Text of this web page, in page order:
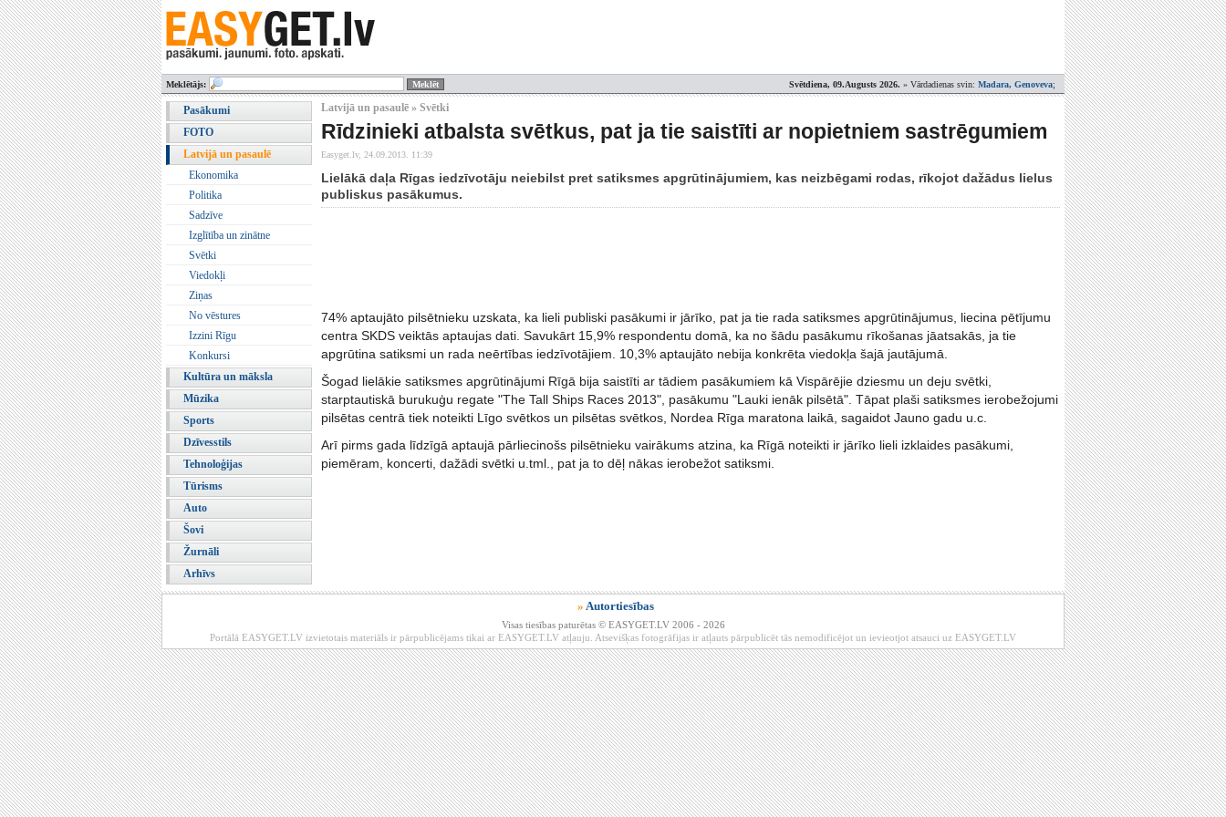
Svētdiena, 09.Augusts 2026. » Vārdadienas svin: Madara, Genoveva;
Meklētājs:
Pasākumi
FOTO
Latvijā un pasaulē
Ekonomika
Politika
Sadzīve
Izglītība un zinātne
Svētki
Viedokļi
Ziņas
No vēstures
Izzini Rīgu
Konkursi
Kultūra un māksla
Mūzika
Sports
Dzīvesstils
Tehnoloģijas
Tūrisms
Auto
Šovi
Žurnāli
Arhīvs
Latvijā un pasaulē » Svētki
Rīdzinieki atbalsta svētkus, pat ja tie saistīti ar nopietniem sastrēgumiem
Easyget.lv, 24.09.2013. 11:39
Lielākā daļa Rīgas iedzīvotāju neiebilst pret satiksmes apgrūtinājumiem, kas neizbēgami rodas, rīkojot dažādus lielus
publiskus pasākumus.
74% aptaujāto pilsētnieku uzskata, ka lieli publiski pasākumi ir jārīko, pat ja tie rada satiksmes apgrūtinājumus, liecina pētījumu
centra SKDS veiktās aptaujas dati. Savukārt 15,9% respondentu domā, ka no šādu pasākumu rīkošanas jāatsakās, ja tie
apgrūtina satiksmi un rada neērtības iedzīvotājiem. 10,3% aptaujāto nebija konkrēta viedokļa šajā jautājumā.
Šogad lielākie satiksmes apgrūtinājumi Rīgā bija saistīti ar tādiem pasākumiem kā Vispārējie dziesmu un deju svētki,
starptautiskā burukuģu regate "The Tall Ships Races 2013", pasākumu "Lauki ienāk pilsētā". Tāpat plaši satiksmes ierobežojumi
pilsētas centrā tiek noteikti Līgo svētkos un pilsētas svētkos, Nordea Rīga maratona laikā, sagaidot Jauno gadu u.c.
Arī pirms gada līdzīgā aptaujā pārliecinošs pilsētnieku vairākums atzina, ka Rīgā noteikti ir jārīko lieli izklaides pasākumi,
piemēram, koncerti, dažādi svētki u.tml., pat ja to dēļ nākas ierobežot satiksmi.
» Autortiesības
Visas tiesības paturētas © EASYGET.LV 2006 - 2026
Portālā EASYGET.LV izvietotais materiāls ir pārpublicējams tikai ar EASYGET.LV atļauju. Atsevišķas fotogrāfijas ir atļauts pārpublicēt tās nemodificējot un ievieotjot atsauci uz EASYGET.LV